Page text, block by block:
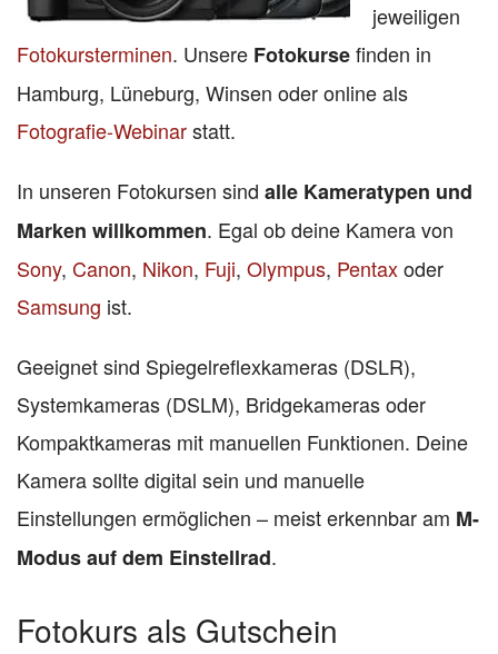
jeweiligen
Fotokursterminen. Unsere Fotokursefinden in
Hamburg, Lüneburg, Winsen oder online als
Fotografie-Webinarstatt.
In unseren Fotokursen sind alle Kameratypen und
Marken willkommen. Egal ob deine Kamera von
Sony, Canon, Nikon, Fuji, Olympus, Pentaxoder
Samsung ist.
Geeignet sind Spiegelreflexkameras (DSLR),
Systemkameras (DSLM), Bridgekameras oder
Kompaktkameras mit manuellen Funktionen. Deine
Kamera sollte digital sein und manuelle
Einstellungen ermöglichen – meist erkennbar am M-
Modus auf dem Einstellrad.
Fotokurs als Gutschein